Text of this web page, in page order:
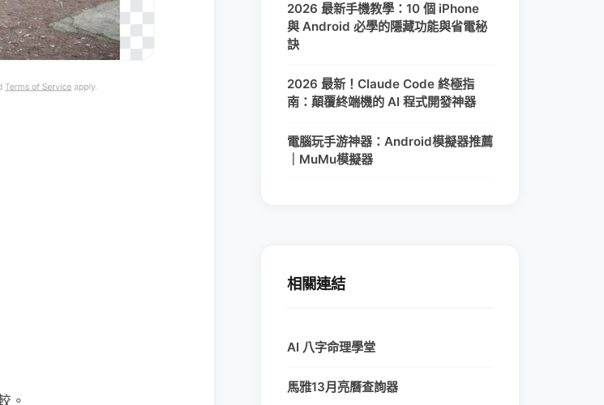
。
2026 最新手機教學：10 個 iPhone
與 Android 必學的隱藏功能與省電秘
訣
2026 最新！Claude Code 終極指
南：顛覆終端機的 AI 程式開發神器
電腦玩手游神器：Android模擬器推薦
｜MuMu模擬器
相關連結
AI 八字命理學堂
馬雅13月亮曆查詢器